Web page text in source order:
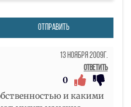
ОТПРАВИТЬ
13 Ноября 2009г.
Ответить
0
и какими